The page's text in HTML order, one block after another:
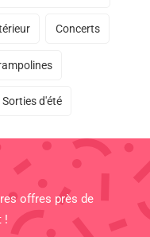
Concerts
Sorties d'été
offres près de
!